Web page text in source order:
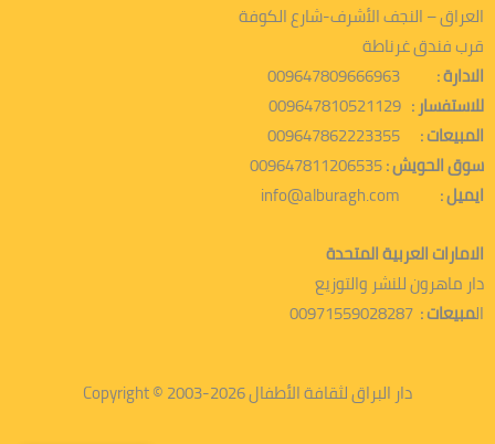
العراق – النجف الأشرف-شارع الكوفة
قرب فندق غرناطة
الادارة : 009647809666963
للاستفسار : 009647810521129
المبيعات :
سوق الحويش :
ايميل :
الامارات العربية المتحدة
دار ماهرون للنشر والتوزيع
المبيعات : 00971559028287
دار البراق لثقافة الأطفال 2026-2003 © Copyright